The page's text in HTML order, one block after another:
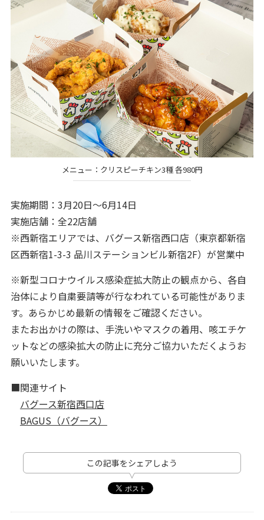
メニュー：クリスピーチキン3種 各980円
実施期間：3月20日～6月14日
実施店舗：全22店舗
※西新宿エリアでは、バグース新宿西口店（東京都新宿
区西新宿1-3-3 品川ステーションビル新宿2F）が営業中
※新型コロナウイルス感染症拡大防止の観点から、各自
治体により自粛要請等が行なわれている可能性がありま
す。あらかじめ最新の情報をご確認ください。
またお出かけの際は、手洗いやマスクの着用、咳エチケ
ットなどの感染拡大の防止に充分ご協力いただくようお
願いいたします。
■関連サイト
バグース新宿西口店
BAGUS（バグース）
この記事をシェアしよう